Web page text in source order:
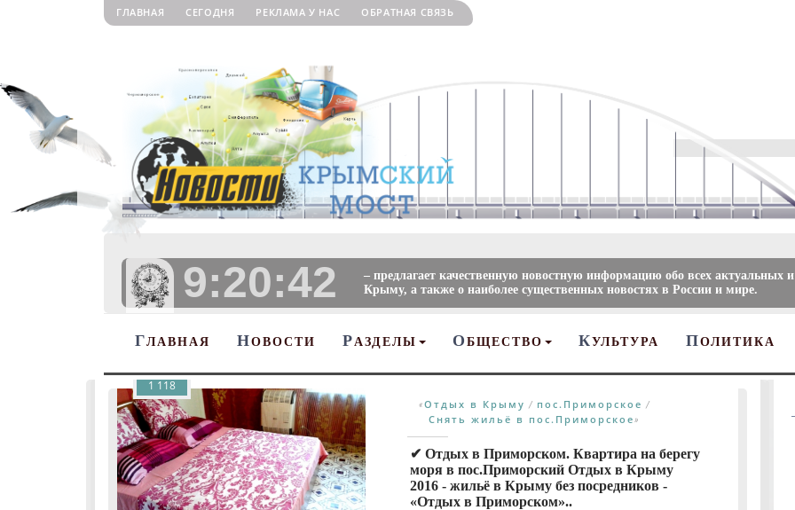
ГЛАВНАЯ СЕГОДНЯ РЕКЛАМА У НАС ОБРАТНАЯ СВЯЗЬ
9:20:44
– предлагает качественную новостную информацию обо всех актуальных
Крыму, а также о наиболее существенных новостях в России и мире.
ГЛАВНАЯ НОВОСТИ Р АЗДЕЛЫ О БЩЕСТВО КУЛЬТУРА ПОЛИТИКА
«Отдых в Крыму / пос.Приморское /
Снять жильё в пос.Приморское»
✔ Отдых в Приморском. Квартира на берегу
моря в пос.Приморский Отдых в Крыму
2016 - жильё в Крыму без посредников -
«Отдых в Приморском»..
1 118